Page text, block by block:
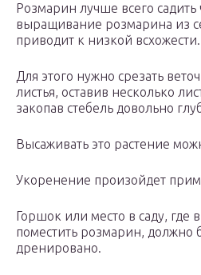
Розмарин лучше всего
выращивание розмарина из
приводит к низкой всхожести.
Для этого нужно срезать
листья, оставив несколько
закопав стебель довольно
Высаживать это растение
Укоренение произойдет
Горшок или место в саду, где
поместить розмарин, должно
дренировано.